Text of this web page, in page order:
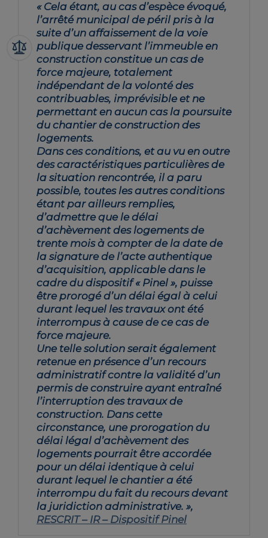
« Cela étant, au cas d’espèce évoqué,
l’arrêté municipal de péril pris à la
suite d’un affaissement de la voie
publique desservant l’immeuble en
construction constitue un cas de
force majeure, totalement
indépendant de la volonté des
contribuables, imprévisible et ne
permettant en aucun cas la poursuite
du chantier de construction des
logements.
Dans ces conditions, et au vu en outre
des caractéristiques particulières de
la situation rencontrée, il a paru
possible, toutes les autres conditions
étant par ailleurs remplies,
d’admettre que le délai
d’achèvement des logements de
trente mois à compter de la date de
la signature de l’acte authentique
d’acquisition, applicable dans le
cadre du dispositif « Pinel », puisse
être prorogé d’un délai égal à celui
durant lequel les travaux ont été
interrompus à cause de ce cas de
force majeure.
Une telle solution serait également
retenue en présence d’un recours
administratif contre la validité d’un
permis de construire ayant entraîné
l’interruption des travaux de
construction. Dans cette
circonstance, une prorogation du
délai légal d’achèvement des
logements pourrait être accordée
pour un délai identique à celui
durant lequel le chantier a été
interrompu du fait du recours devant
la juridiction administrative. »,
RESCRIT – IR – Dispositif Pinel